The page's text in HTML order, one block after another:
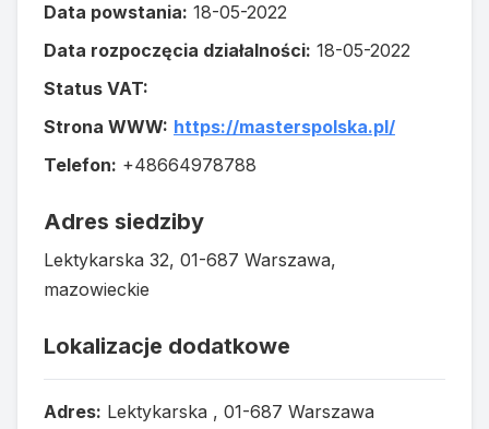
Data powstania: 18-05-2022
Data rozpoczęcia działalności: 18-05-2022
Status VAT:
Strona WWW: https://masterspolska.pl/
Telefon: +48664978788
Adres siedziby
Lektykarska 32, 01-687 Warszawa,
mazowieckie
Lokalizacje dodatkowe
Adres: Lektykarska , 01-687 Warszawa